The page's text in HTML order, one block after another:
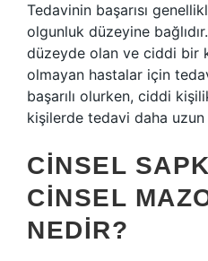
Tedavinin başarısı
olgunluk düzeyine
düzeyde olan ve ciddi bir
olmayan hastalar için
başarılı olurken, ciddi
kişilerde tedavi daha uzun
CINSEL
CINSEL
NEDIR?